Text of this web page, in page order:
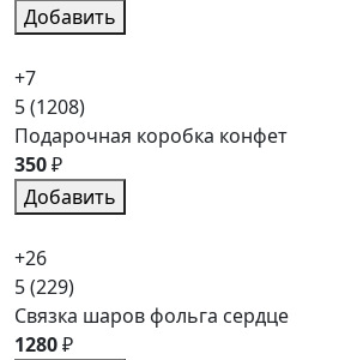
Добавить
+7
5(1208)
Подарочная коробка конфет
350₽
Добавить
+26
5(229)
Связка шаров фольга сердце
1280₽